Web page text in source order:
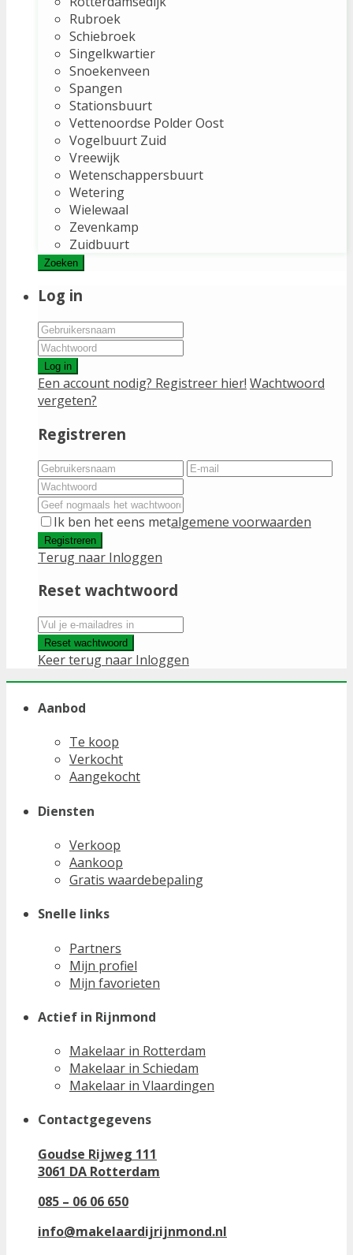
Rubroek
Schiebroek
Singelkwartier
Snoekenveen
Spangen
Stationsbuurt
Vettenoordse Polder Oost
Vogelbuurt Zuid
Vreewijk
Wetenschappersbuurt
Wetering
Wielewaal
Zevenkamp
Zuidbuurt
Zoeken
Log in
Log in
Een account nodig? Registreer hier! Wachtwoord
vergeten?
Registreren
Ik ben het eens metalgemene voorwaarden
Registreren
Terug naar Inloggen
Reset wachtwoord
Reset wachtwoord
Keer terug naar Inloggen
Aanbod
Te koop
Verkocht
Aangekocht
Diensten
Verkoop
Aankoop
Gratis waardebepaling
Snelle links
Partners
Mijn profiel
Mijn favorieten
Actief in Rijnmond
Makelaar in Rotterdam
Makelaar in Schiedam
Makelaar in Vlaardingen
Contactgegevens
Goudse Rijweg 111
3061 DA Rotterdam
085 – 06 06 650
info@makelaardijrijnmond.nl